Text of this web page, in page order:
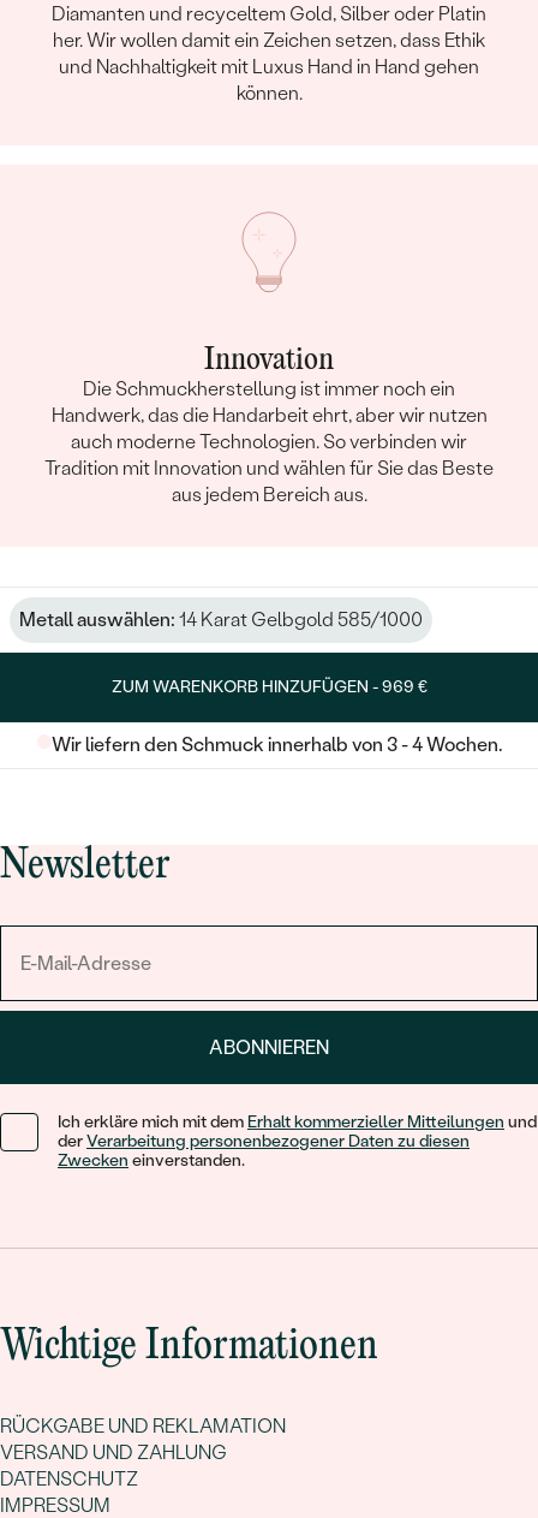
Diamanten und recyceltem Gold, Silber oder Platin
her. Wir wollen damit ein Zeichen setzen, dass Ethik
und Nachhaltigkeit mit Luxus Hand in Hand gehen
können.
Innovation
Die Schmuckherstellung ist immer noch ein
Handwerk, das die Handarbeit ehrt, aber wir nutzen
auch moderne Technologien. So verbinden wir
Tradition mit Innovation und wählen für Sie das Beste
aus jedem Bereich aus.
Metall auswählen: 14 Karat Gelbgold 585/1000
ZUM WARENKORB HINZUFÜGEN -969 €
Wir liefern den Schmuck innerhalb von 3 - 4 Wochen.
Newsletter
ABONNIEREN
Ich erkläre mich mit dem Erhalt kommerzieller Mitteilungen und
derVerarbeitung personenbezogener Daten zu diesen
Zwecken einverstanden.
Wichtige Informationen
RÜCKGABE UND REKLAMATION
VERSAND UND ZAHLUNG
DATENSCHUTZ
IMPRESSUM